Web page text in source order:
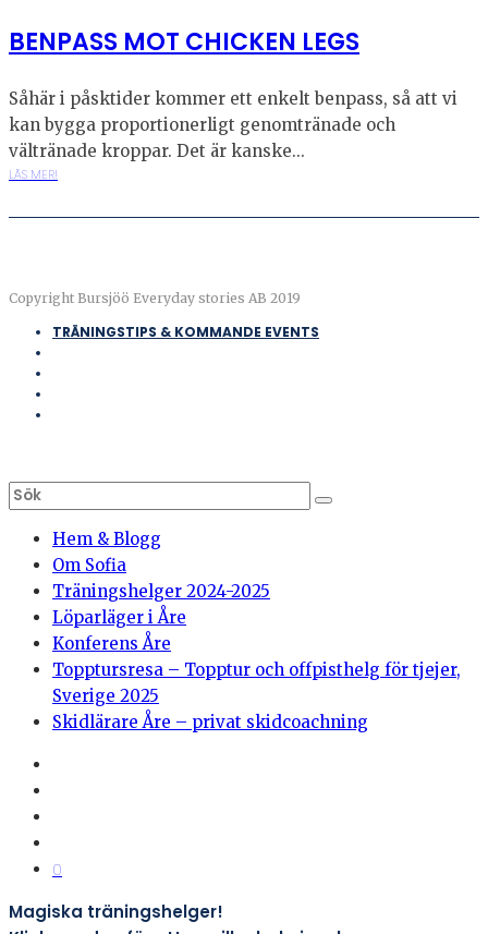
BENPASS MOT CHICKEN LEGS
Såhär i påsktider kommer ett enkelt benpass, så att vi
kan bygga proportionerligt genomtränade och
vältränade kroppar. Det är kanske...
LÄS MER!
Copyright Bursjöö Everyday stories AB 2019
TRÄNINGSTIPS & KOMMANDE EVENTS
Hem & Blogg
Om Sofia
Träningshelger 2024-2025
Löparläger i Åre
Konferens Åre
Topptursresa – Topptur och offpisthelg för tjejer,
Sverige 2025
Skidlärare Åre – privat skidcoachning
0
Magiska träningshelger!